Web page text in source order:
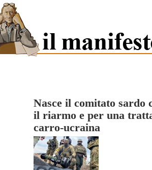
Nasce il comitato sardo
il riarmo e per una
carro-ucraina